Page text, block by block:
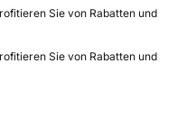
Sie von Rabatten und
Sie von Rabatten und